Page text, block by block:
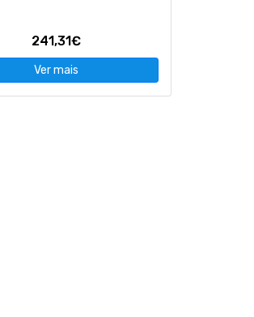
241,31€
Ver mais